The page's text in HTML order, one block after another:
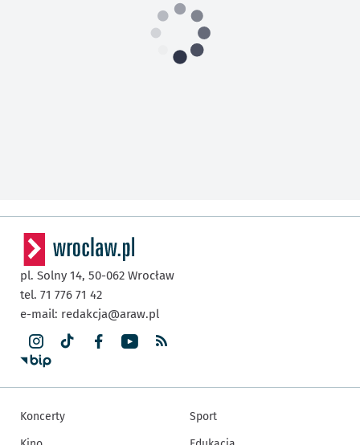
pl. Solny 14, 50-062 Wrocław
tel. 71 776 71 42
e-mail: redakcja@araw.pl
Koncerty
Sport